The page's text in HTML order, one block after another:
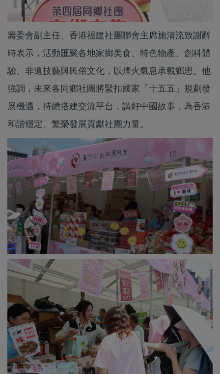
籌委會副主任、香港福建社團聯會主席施清流致謝辭
時表示，活動匯聚各地家鄉美食、特色物產、創科體
驗、非遺技藝與民俗文化，以煙火氣息承載鄉思。他
強調，未來各同鄉社團將緊扣國家「十五五」規劃發
展機遇，持續搭建交流平台，講好中國故事，為香港
和諧穩定、繁榮發展貢獻社團力量。